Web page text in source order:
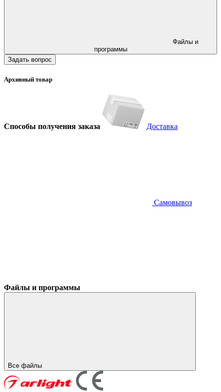
программы
Задать вопрос
Архивный товар
Способы получения заказа Доставка
Самовывоз
Файлы и программы
Все файлы